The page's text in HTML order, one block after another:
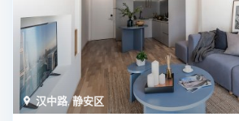
汉中路,静安区